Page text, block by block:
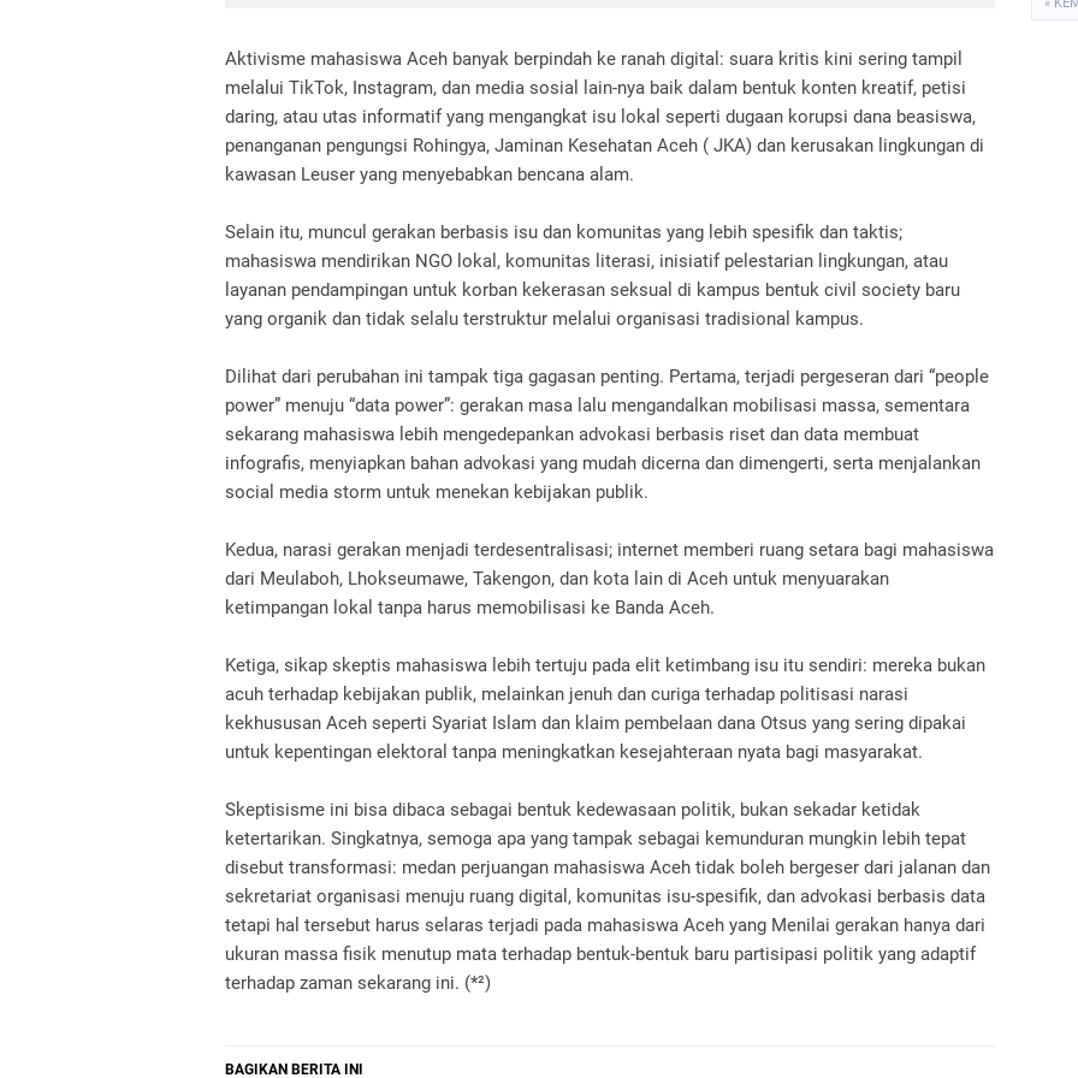
Aktivisme mahasiswa Aceh banyak berpindah ke ranah digital: suara kritis kini sering tampil
melalui TikTok, Instagram, dan media sosial lain-nya baik dalam bentuk konten kreatif, petisi
daring, atau utas informatif yang mengangkat isu lokal seperti dugaan korupsi dana beasiswa,
penanganan pengungsi Rohingya, Jaminan Kesehatan Aceh ( JKA) dan kerusakan lingkungan di
kawasan Leuser yang menyebabkan bencana alam.
Selain itu, muncul gerakan berbasis isu dan komunitas yang lebih spesifik dan taktis;
mahasiswa mendirikan NGO lokal, komunitas literasi, inisiatif pelestarian lingkungan, atau
layanan pendampingan untuk korban kekerasan seksual di kampus bentuk civil society baru
yang organik dan tidak selalu terstruktur melalui organisasi tradisional kampus.
Dilihat dari perubahan ini tampak tiga gagasan penting. Pertama, terjadi pergeseran dari “people
power” menuju “data power”: gerakan masa lalu mengandalkan mobilisasi massa, sementara
sekarang mahasiswa lebih mengedepankan advokasi berbasis riset dan data membuat
infografis, menyiapkan bahan advokasi yang mudah dicerna dan dimengerti, serta menjalankan
social media storm untuk menekan kebijakan publik.
Kedua, narasi gerakan menjadi terdesentralisasi; internet memberi ruang setara bagi mahasiswa
dari Meulaboh, Lhokseumawe, Takengon, dan kota lain di Aceh untuk menyuarakan
ketimpangan lokal tanpa harus memobilisasi ke Banda Aceh.
Ketiga, sikap skeptis mahasiswa lebih tertuju pada elit ketimbang isu itu sendiri: mereka bukan
acuh terhadap kebijakan publik, melainkan jenuh dan curiga terhadap politisasi narasi
kekhususan Aceh seperti Syariat Islam dan klaim pembelaan dana Otsus yang sering dipakai
untuk kepentingan elektoral tanpa meningkatkan kesejahteraan nyata bagi masyarakat.
Skeptisisme ini bisa dibaca sebagai bentuk kedewasaan politik, bukan sekadar ketidak
ketertarikan. Singkatnya, semoga apa yang tampak sebagai kemunduran mungkin lebih tepat
disebut transformasi: medan perjuangan mahasiswa Aceh tidak boleh bergeser dari jalanan dan
sekretariat organisasi menuju ruang digital, komunitas isu-spesifik, dan advokasi berbasis data
tetapi hal tersebut harus selaras terjadi pada mahasiswa Aceh yang Menilai gerakan hanya dari
ukuran massa fisik menutup mata terhadap bentuk-bentuk baru partisipasi politik yang adaptif
terhadap zaman sekarang ini. (*²)
BAGIKAN BERITA INI